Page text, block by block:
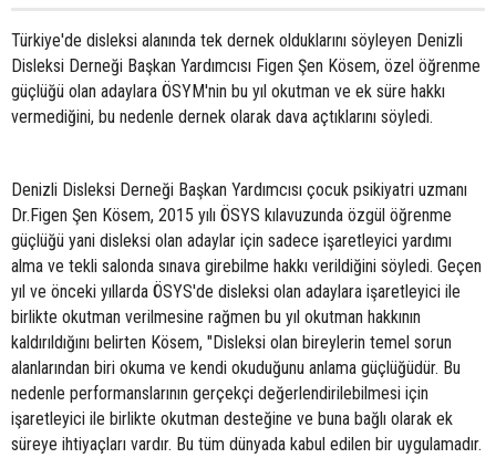
Türkiye'de disleksi alanında tek dernek olduklarını söyleyen Denizli
Disleksi Derneği Başkan Yardımcısı Figen Şen Kösem, özel öğrenme
güçlüğü olan adaylara ÖSYM'nin bu yıl okutman ve ek süre hakkı
vermediğini, bu nedenle dernek olarak dava açtıklarını söyledi.
Denizli Disleksi Derneği Başkan Yardımcısı çocuk psikiyatri uzmanı
Dr.Figen Şen Kösem, 2015 yılı ÖSYS kılavuzunda özgül öğrenme
güçlüğü yani disleksi olan adaylar için sadece işaretleyici yardımı
alma ve tekli salonda sınava girebilme hakkı verildiğini söyledi. Geçen
yıl ve önceki yıllarda ÖSYS'de disleksi olan adaylara işaretleyici ile
birlikte okutman verilmesine rağmen bu yıl okutman hakkının
kaldırıldığını belirten Kösem, "Disleksi olan bireylerin temel sorun
alanlarından biri okuma ve kendi okuduğunu anlama güçlüğüdür. Bu
nedenle performanslarının gerçekçi değerlendirilebilmesi için
işaretleyici ile birlikte okutman desteğine ve buna bağlı olarak ek
süreye ihtiyaçları vardır. Bu tüm dünyada kabul edilen bir uygulamadır.